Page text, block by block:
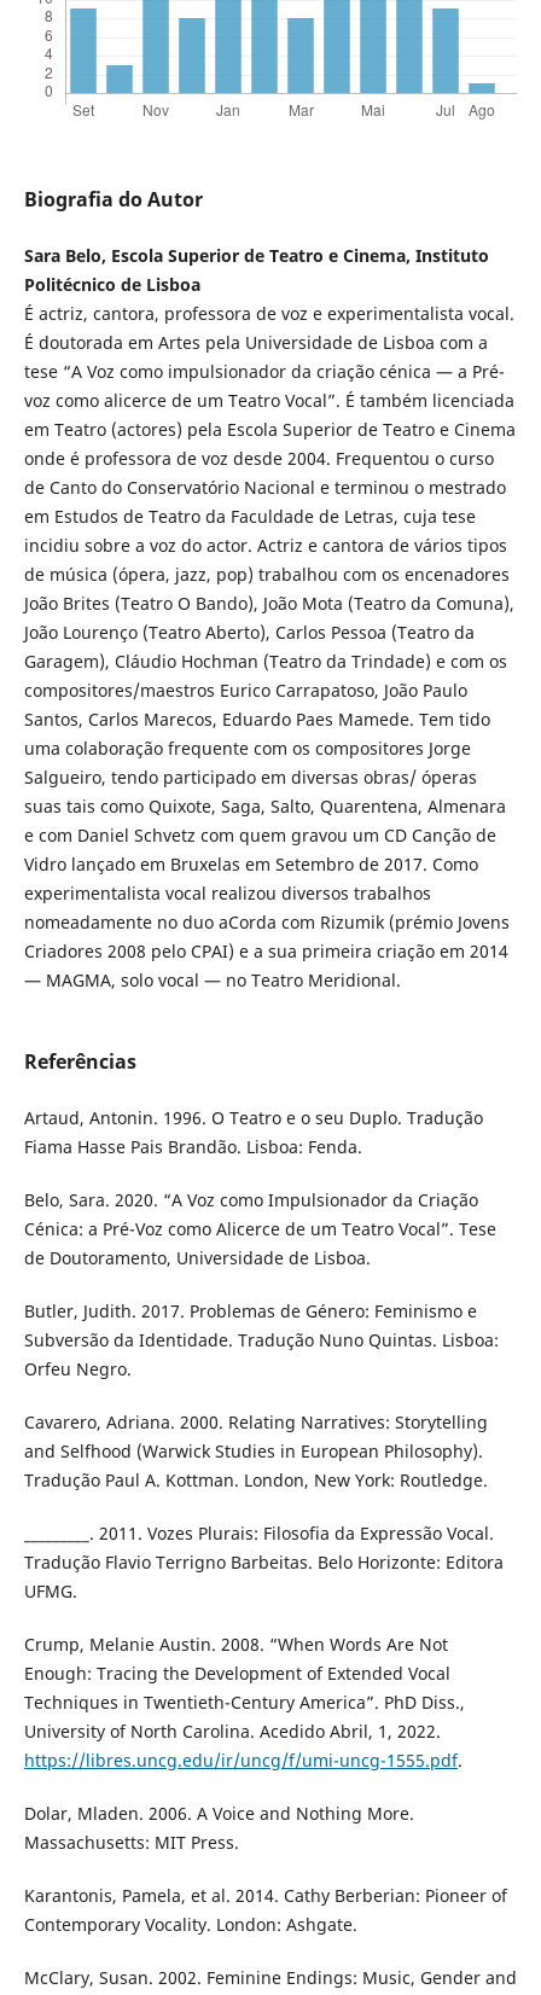
Biografia do Autor
Sara Belo, Escola Superior de Teatro e Cinema, Instituto
Politécnico de Lisboa
É actriz, cantora, professora de voz e experimentalista vocal.
É doutorada em Artes pela Universidade de Lisboa com a
tese “A Voz como impulsionador da criação cénica — a Pré-
voz como alicerce de um Teatro Vocal”. É também licenciada
em Teatro (actores) pela Escola Superior de Teatro e Cinema
onde é professora de voz desde 2004. Frequentou o curso
de Canto do Conservatório Nacional e terminou o mestrado
em Estudos de Teatro da Faculdade de Letras, cuja tese
incidiu sobre a voz do actor. Actriz e cantora de vários tipos
de música (ópera, jazz, pop) trabalhou com os encenadores
João Brites (Teatro O Bando), João Mota (Teatro da Comuna),
João Lourenço (Teatro Aberto), Carlos Pessoa (Teatro da
Garagem), Cláudio Hochman (Teatro da Trindade) e com os
compositores/maestros Eurico Carrapatoso, João Paulo
Santos, Carlos Marecos, Eduardo Paes Mamede. Tem tido
uma colaboração frequente com os compositores Jorge
Salgueiro, tendo participado em diversas obras/ óperas
suas tais como Quixote, Saga, Salto, Quarentena, Almenara
e com Daniel Schvetz com quem gravou um CD Canção de
Vidro lançado em Bruxelas em Setembro de 2017. Como
experimentalista vocal realizou diversos trabalhos
nomeadamente no duo aCorda com Rizumik (prémio Jovens
Criadores 2008 pelo CPAI) e a sua primeira criação em 2014
— MAGMA, solo vocal — no Teatro Meridional.
Referências
Artaud, Antonin. 1996. O Teatro e o seu Duplo. Tradução
Fiama Hasse Pais Brandão. Lisboa: Fenda.
Belo, Sara. 2020. “A Voz como Impulsionador da Criação
Cénica: a Pré-Voz como Alicerce de um Teatro Vocal”. Tese
de Doutoramento, Universidade de Lisboa.
Butler, Judith. 2017. Problemas de Género: Feminismo e
Subversão da Identidade. Tradução Nuno Quintas. Lisboa:
Orfeu Negro.
Cavarero, Adriana. 2000. Relating Narratives: Storytelling
and Selfhood (Warwick Studies in European Philosophy).
Tradução Paul A. Kottman. London, New York: Routledge.
_________. 2011. Vozes Plurais: Filosofia da Expressão Vocal.
Tradução Flavio Terrigno Barbeitas. Belo Horizonte: Editora
UFMG.
Crump, Melanie Austin. 2008. “When Words Are Not
Enough: Tracing the Development of Extended Vocal
Techniques in Twentieth-Century America”. PhD Diss.,
University of North Carolina. Acedido Abril, 1, 2022.
https://libres.uncg.edu/ir/uncg/f/umi-uncg-1555.pdf.
Dolar, Mladen. 2006. A Voice and Nothing More.
Massachusetts: MIT Press.
Karantonis, Pamela, et al. 2014. Cathy Berberian: Pioneer of
Contemporary Vocality. London: Ashgate.
McClary, Susan. 2002. Feminine Endings: Music, Gender and